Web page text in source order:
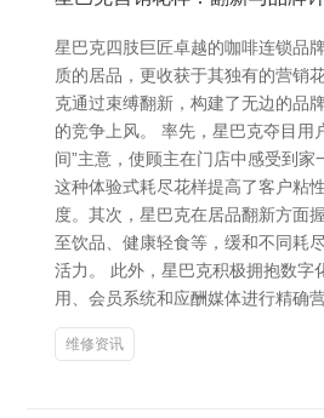
星巴克四肢巨匠卓越的咖啡连锁品
质的居品，更收获于其独有的营销
克通过束缚翻新，构建了无边的品
的竞争上风。 率先，星巴克夺目用
间”主意，使顾主在门店中感受到家
这种体验式耗尽花样提高了客户粘
度。其次，星巴克在居品翻新方面
至饮品、健康轻食等，缓和不同耗
活力。 此外，星巴克积极拥抱数字
用、会员系统和应酬媒体进行精确
维修资讯